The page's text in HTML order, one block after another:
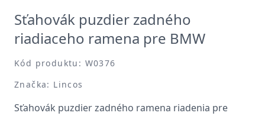
Sťahovák puzdier zadného
riadiaceho ramena pre BMW
Kód produktu: W0376
Značka: Lincos
Sťahovák puzdier zadného ramena riadenia pre